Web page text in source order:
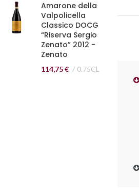
Amarone della
Valpolicella
Classico DOCG
“Riserva Sergio
Zenato” 2012 -
Zenato
114,75€ 0.75CL